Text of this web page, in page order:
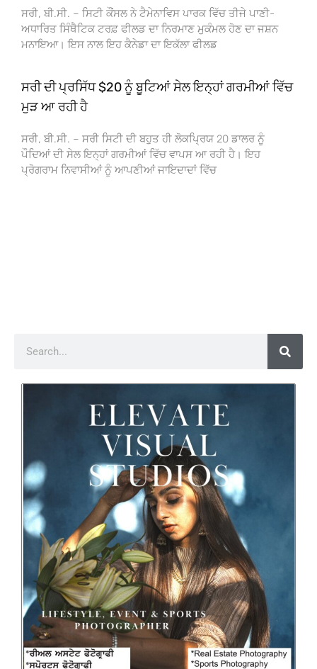
ਸਰੀ, ਬੀ.ਸੀ. – ਸਿਟੀ ਕੌਂਸਲ ਨੇ ਟੈਮੇਨਾਵਿਸ ਪਾਰਕ ਵਿੱਚ ਤੀਜੇ ਪਾਣੀ-
ਅਧਾਰਿਤ ਸਿੰਥੈਟਿਕ ਟਰਫ਼ ਫੀਲਡ ਦਾ ਨਿਰਮਾਣ ਮੁਕੰਮਲ ਹੋਣ ਦਾ ਜਸ਼ਨ
ਮਨਾਇਆ। ਇਸ ਨਾਲ ਇਹ ਕੈਨੇਡਾ ਦਾ ਇਕੱਲਾ ਫੀਲਡ
ਸਰੀ ਦੀ ਪ੍ਰਸਿੱਧ $20 ਨੂੰ ਬੂਟਿਆਂ ਸੇਲ ਇਨ੍ਹਾਂ ਗਰਮੀਆਂ ਵਿੱਚ
ਮੁੜ ਆ ਰਹੀ ਹੈ
ਸਰੀ, ਬੀ.ਸੀ. – ਸਰੀ ਸਿਟੀ ਦੀ ਬਹੁਤ ਹੀ ਲੋਕਪ੍ਰਿਯ 20 ਡਾਲਰ ਨੂੰ
ਪੌਦਿਆਂ ਦੀ ਸੇਲ ਇਨ੍ਹਾਂ ਗਰਮੀਆਂ ਵਿੱਚ ਵਾਪਸ ਆ ਰਹੀ ਹੈ। ਇਹ
ਪ੍ਰੋਗਰਾਮ ਨਿਵਾਸੀਆਂ ਨੂੰ ਆਪਣੀਆਂ ਜਾਇਦਾਦਾਂ ਵਿੱਚ